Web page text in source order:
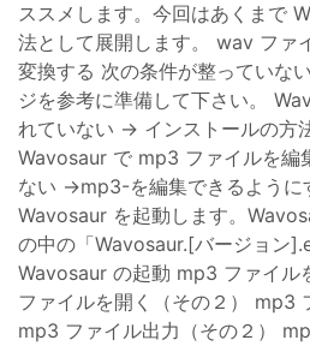
ススメします。今回はあくまで
法として展開します。 wav ファ
変換する 次の条件が整っていな
ジを参考に準備して下さい。
れていない → インストールの方
Wavosaur で mp3 ファイルを編
ない →mp3-を編集できるように
Wavosaur を起動します。
の中の「Wavosaur.[バージョン
Wavosaur の起動 mp3 ファイル
ファイルを開く（その２） mp3
mp3 ファイル出力（その２）